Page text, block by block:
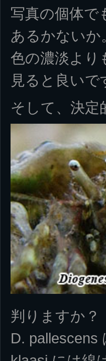
写真の個体で
あるかないか
色の濃淡より
見ると良いで
そして、決定
判りますか？
D. pallescens